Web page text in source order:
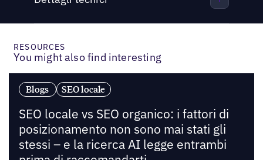
RESOURCES
You might also find interesting
Blogs SEO locale
SEO locale vs SEO organico: i fattori di
posizionamento non sono mai stati gli
stessi – e la ricerca AI legge entrambi